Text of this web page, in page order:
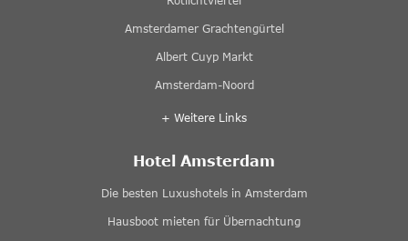
Amsterdamer Grachtengürtel
Albert Cuyp Markt
Amsterdam-Noord
+ Weitere Links
Hotel Amsterdam
Die besten Luxushotels in Amsterdam
Hausboot mieten für Übernachtung